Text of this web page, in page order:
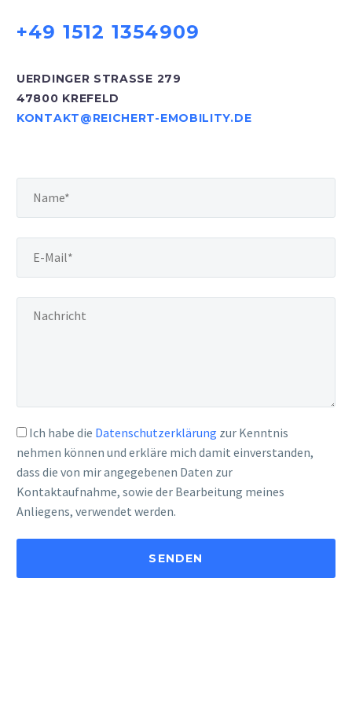
+49 1512 1354909
UERDINGER STRASSE 279
47800 KREFELD
KONTAKT@REICHERT-EMOBILITY.DE
Ich habe die Datenschutzerklärung zur Kenntnis
nehmen können und erkläre mich damit einverstanden,
dass die von mir angegebenen Daten zur
Kontaktaufnahme, sowie der Bearbeitung meines
Anliegens, verwendet werden.